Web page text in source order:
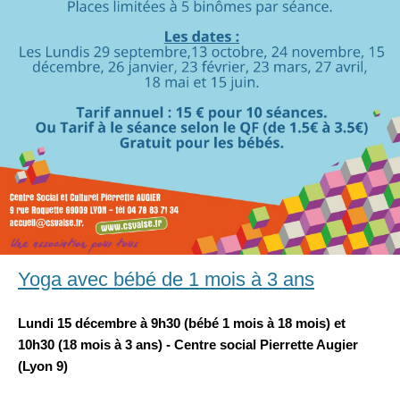
Yoga avec bébé de 1 mois à 3 ans
Lundi 15 décembre à 9h30 (bébé 1 mois à 18 mois) et
10h30 (18 mois à 3 ans) - Centre social Pierrette Augier
(Lyon 9)